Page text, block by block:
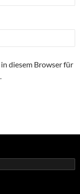
diesem Browser für